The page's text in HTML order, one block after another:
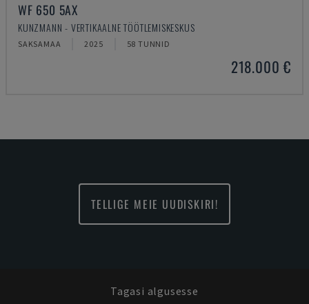
WF 650 5AX
KUNZMANN - VERTIKAALNE TÖÖTLEMISKESKUS
SAKSAMAA 2025 58 TUNNID
218.000 €
TELLIGE MEIE UUDISKIRI!
Tagasi algusesse